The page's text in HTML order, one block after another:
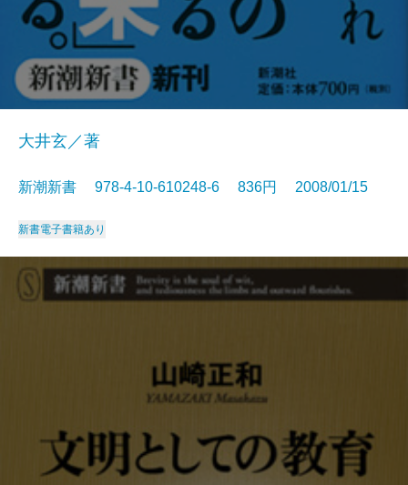
大井玄／著
新潮新書 978-4-10-610248-6 836円 2008/01/15
新書電子書籍あり